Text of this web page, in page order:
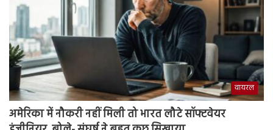
वायरल
अमेरिका में नौकरी नहीं मिली तो भारत लौटे सॉफ्टवेयर